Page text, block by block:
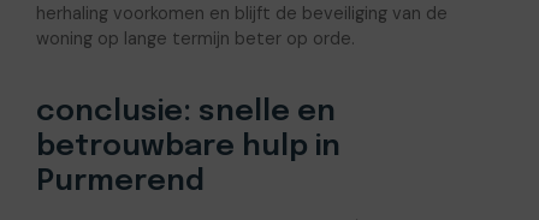
herhaling voorkomen en blijft de beveiliging van de
woning op lange termijn beter op orde.
conclusie: snelle en
betrouwbare hulp in
Purmerend